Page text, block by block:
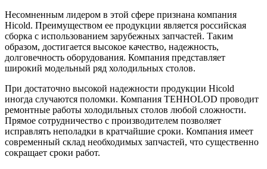
Несомненным лидером в этой сфере признана компания
Hicold. Преимуществом ее продукции является российская
сборка с использованием зарубежных запчастей. Таким
образом, достигается высокое качество, надежность,
долговечность оборудования. Компания представляет
широкий модельный ряд холодильных столов.
При достаточно высокой надежности продукции Hicold
иногда случаются поломки. Компания TEHHOLOD проводит
ремонтные работы холодильных столов любой сложности.
Прямое сотрудничество с производителем позволяет
исправлять неполадки в кратчайшие сроки. Компания имеет
современный склад необходимых запчастей, что существенно
сокращает сроки работ.